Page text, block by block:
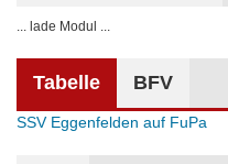
... lade Modul ...
Tabelle BFV
SSV Eggenfelden auf FuPa